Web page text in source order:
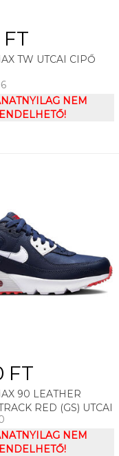
FT
TW UTCAI CIPŐ
NEM
FT
90 LEATHER
RED (GS) UTCAI
NEM